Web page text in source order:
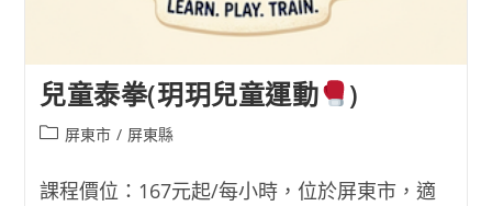
兒童泰拳(玥玥兒童運動 )
Post屏東市 / 屏東縣
課程價位：167元起/每小時，位於屏東市，適